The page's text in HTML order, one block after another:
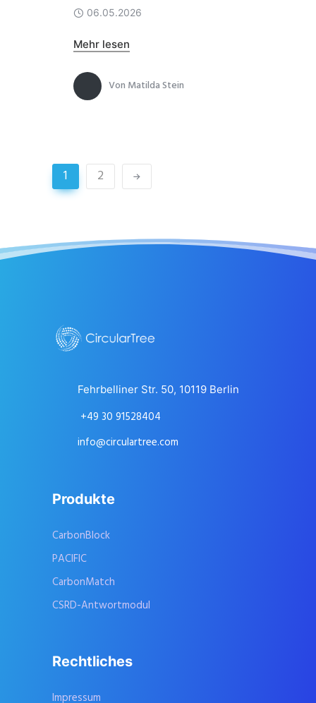
06.05.2026
Mehr lesen
Von Matilda Stein
1 2
Fehrbelliner Str. 50, 10119 Berlin
+49 30 91528404
info@circulartree.com
Produkte
CarbonBlock
PACIFIC
CarbonMatch
CSRD-Antwortmodul
Rechtliches
Impressum